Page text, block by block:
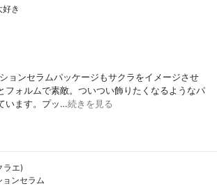
ａ、香料
好き
ョンセラムパッケージもサクラをイメージさせ
フォルムで素敵。ついつい飾りたくなるようなパ
います。プッ…続きを見る
ラエ)
ョンセラム